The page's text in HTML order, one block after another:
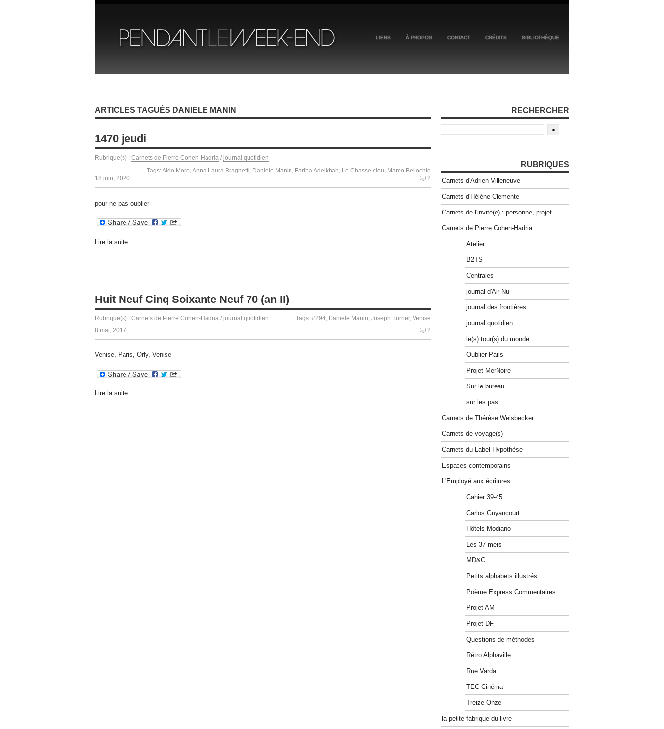
LIENS À PROPOS CONTACT CRÉDITS BIBLIOTHÈQUE
ARTICLES TAGUÉS DANIELE MANIN
1470 jeudi
Rubrique(s) : Carnets de Pierre Cohen-Hadria / journal quotidien
Tags:Aldo Moro,Anna Laura Braghetti, Daniele Manin, Fariba Adelkhah, Le Chasse-clou, Marco Bellochio
18 juin, 2020
2
pour ne pas oublier
Lire la suite...
Huit Neuf Cinq Soixante Neuf 70 (an II)
Rubrique(s) : Carnets de Pierre Cohen-Hadria / journal quotidien Tags: #294 Daniele Manin Joseph Turner, Venise
8 mai, 2017
2
Venise, Paris, Orly, Venise
Lire la suite...
RECHERCHER
RUBRIQUES
Carnets d'Adrien Villeneuve
Carnets d'Hélène Clemente
Carnets de l'invité(e) : personne, projet
Carnets de Pierre Cohen-Hadria
Atelier
B2TS
Centrales
journal d'Air Nu
journal des frontières
journal quotidien
le(s) tour(s) du monde
Oublier Paris
Projet MerNoire
Sur le bureau
sur les pas
Carnets de Thérèse Weisbecker
Carnets de voyage(s)
Carnets du Label Hypothèse
Espaces contemporains
L'Employé aux écritures
Cahier 39-45
Carlos Guyancourt
Hôtels Modiano
Les 37 mers
MD&C
Petits alphabets illustrés
Poème Express Commentaires
Projet AM
Projet DF
Questions de méthodes
Rétro Alphaville
Rue Varda
TEC Cinéma
Treize Onze
la petite fabrique du livre